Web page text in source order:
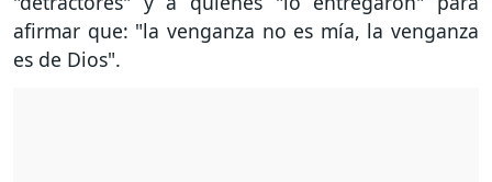
afirmar que: "la venganza no es mía, la venganza
es de Dios".